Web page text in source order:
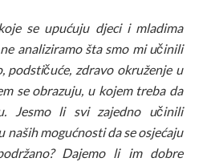
se upućuju djeci i mladima
analiziramo šta smo mi učinili
podstičuće, zdravo okruženje u
se obrazuju, u kojem treba da
Jesmo li svi zajedno učinili
naših mogućnosti da se osjećaju
Dajemo li im dobre